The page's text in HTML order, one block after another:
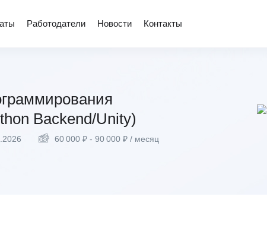
Работодатели Новости Контакты
Backend/Unity)
60 000 ₽ - 90 000 ₽ / месяц